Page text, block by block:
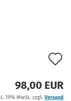
98,00 EUR
19% MwSt. zzgl. Versand